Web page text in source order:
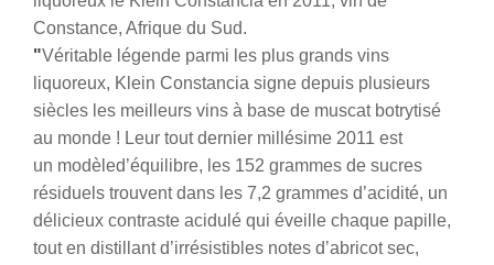
Constance, Afrique du Sud.
"Véritable légende parmi les plus grands vins
liquoreux, Klein Constancia signe depuis plusieurs
siècles les meilleurs vins à base de muscat botrytisé
au monde ! Leur tout dernier millésime 2011 est
un modèled’équilibre, les 152 grammes de sucres
résiduels trouvent dans les 7,2 grammes d’acidité, un
délicieux contraste acidulé qui éveille chaque papille,
tout en distillant d’irrésistibles notes d’abricot sec,